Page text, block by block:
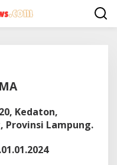
Kedaton,
Provinsi Lampung.